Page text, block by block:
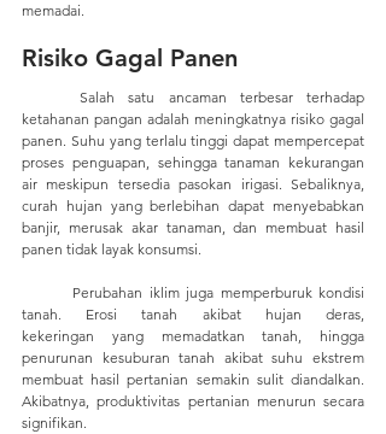
memadai.
Risiko Gagal Panen
	Salah satu ancaman terbesar terhadap
ketahanan pangan adalah meningkatnya risiko gagal
panen. Suhu yang terlalu tinggi dapat mempercepat
proses penguapan, sehingga tanaman kekurangan
air meskipun tersedia pasokan irigasi. Sebaliknya,
curah hujan yang berlebihan dapat menyebabkan
banjir, merusak akar tanaman, dan membuat hasil
panen tidak layak konsumsi.
tanah. Erosi tanah akibat hujan deras,
kekeringan yang memadatkan tanah, hingga
penurunan kesuburan tanah akibat suhu ekstrem
membuat hasil pertanian semakin sulit diandalkan.
Akibatnya, produktivitas pertanian menurun secara
signifikan.